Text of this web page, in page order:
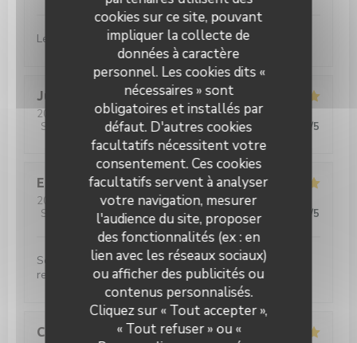
cookies sur ce site, pouvant
impliquer la collecte de
données à caractère
personnel. Les cookies dits «
nécessaires » sont
obligatoires et installés par
défaut. D'autres cookies
facultatifs nécessitent votre
consentement. Ces cookies
facultatifs servent à analyser
votre navigation, mesurer
l'audience du site, proposer
des fonctionnalités (ex : en
lien avec les réseaux sociaux)
ou afficher des publicités ou
contenus personnalisés.
Cliquez sur « Tout accepter »,
« Tout refuser » ou «
Le risotto était délicieux et le serveur très aimable.
Julie
2026-04-04- 12:30 - Couverts 3
Service
Ambiance :5/5 Cuisine:5/5 Qualité / Prix /5
Elsa
2026-03-28
- 12:00 - Couverts 2
Service
/5 Ambiance: 5/5 Cuisine:5/5 Qualité / Prix /5
Service très agréable et plats très bons !! nous
recommandons
Caroline